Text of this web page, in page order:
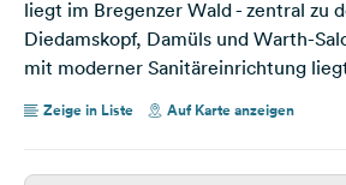
liegt im Bregenzer Wald - zentral zu
Diedamskopf, Damüls und Warth-
mit moderner Sanitäreinrichtung
Zeige in Liste Auf Karte anzeigen